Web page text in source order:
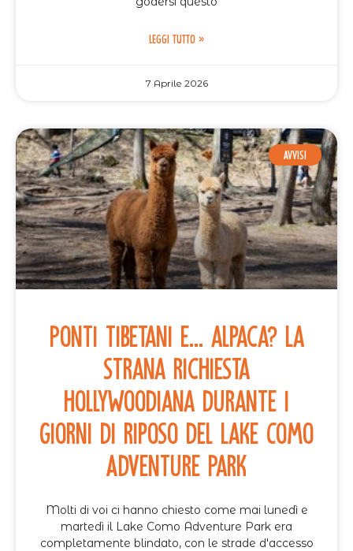
LEGGI TUTTO »
7 Aprile 2026
AVVISI
Ponti tibetani e… alpaca? La
strana richiesta
hollywoodiana durante i
giorni di riposo del Lake Como
Adventure Park
Molti di voi ci hanno chiesto come mai lunedì e
martedì il Lake Como Adventure Park era
completamente blindato, con le strade d'accesso